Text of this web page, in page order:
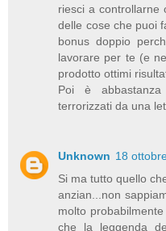
riesci a controllarne
delle cose che puoi
bonus doppio
lavorare per te (e
prodotto ottimi
Poi è
terrorizzati da una
Unknown 18
Si ma tutto quello
anzian...non
molto
che la leggenda